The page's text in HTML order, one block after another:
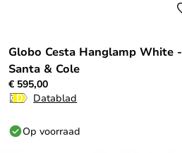
Globo Cesta Hanglamp White -
Santa & Cole
€ 595,00
Datablad
Op voorraad